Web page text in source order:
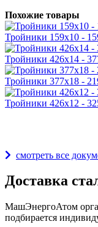
Похожие товары
Тройники 159х10 -
Тройники 426х14 -
Тройники 377х18 -
Тройники 426х12 -
смотреть все
Доставка
МашЭнергоАтом
подбирается